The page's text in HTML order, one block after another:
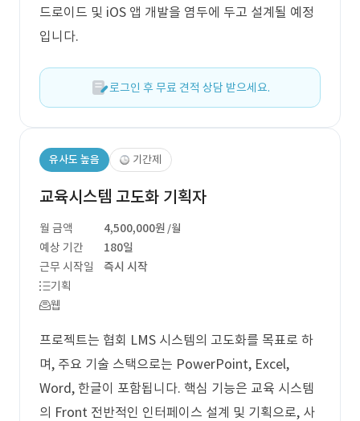
드로이드 및 iOS 앱 개발을 염두에 두고 설계될 예정
입니다.
로그인 후 무료 견적 상담 받으세요.
유사도 높음 기간제
교육시스템 고도화 기획자
월 금액 4,500,000원 /월
예상 기간
180일
근무 시작일
즉시 시작
기획
웹
프로젝트는 협회 LMS 시스템의 고도화를 목표로 하
며, 주요 기술 스택으로는 PowerPoint, Excel,
Word, 한글이 포함됩니다. 핵심 기능은 교육 시스템
의 Front 전반적인 인터페이스 설계 및 기획으로, 사